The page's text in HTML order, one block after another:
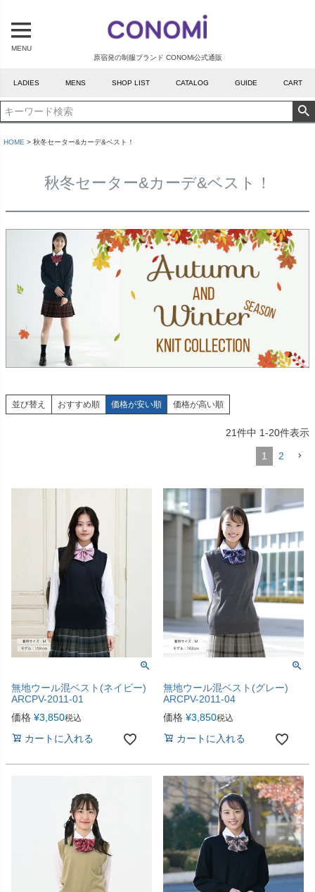
原宿発の制服ブランド CONOMi公式通販
MENU
LADIES MENS SHOP LIST CATALOG GUIDE CART
HOME 秋冬セーター&カーデ&ベスト！
秋冬セーター&カーデ&ベスト！
並び替え おすすめ順 価格が安い順 価格が高い順
21件中 1-20件表示
1 2
無地ウール混ベスト(ネイビー)
ARCPV-2011-01
価格 ¥3,850税込
カートに入れる
無地ウール混ベスト(グレー)
ARCPV-2011-04
価格 ¥3,850税込
カートに入れる